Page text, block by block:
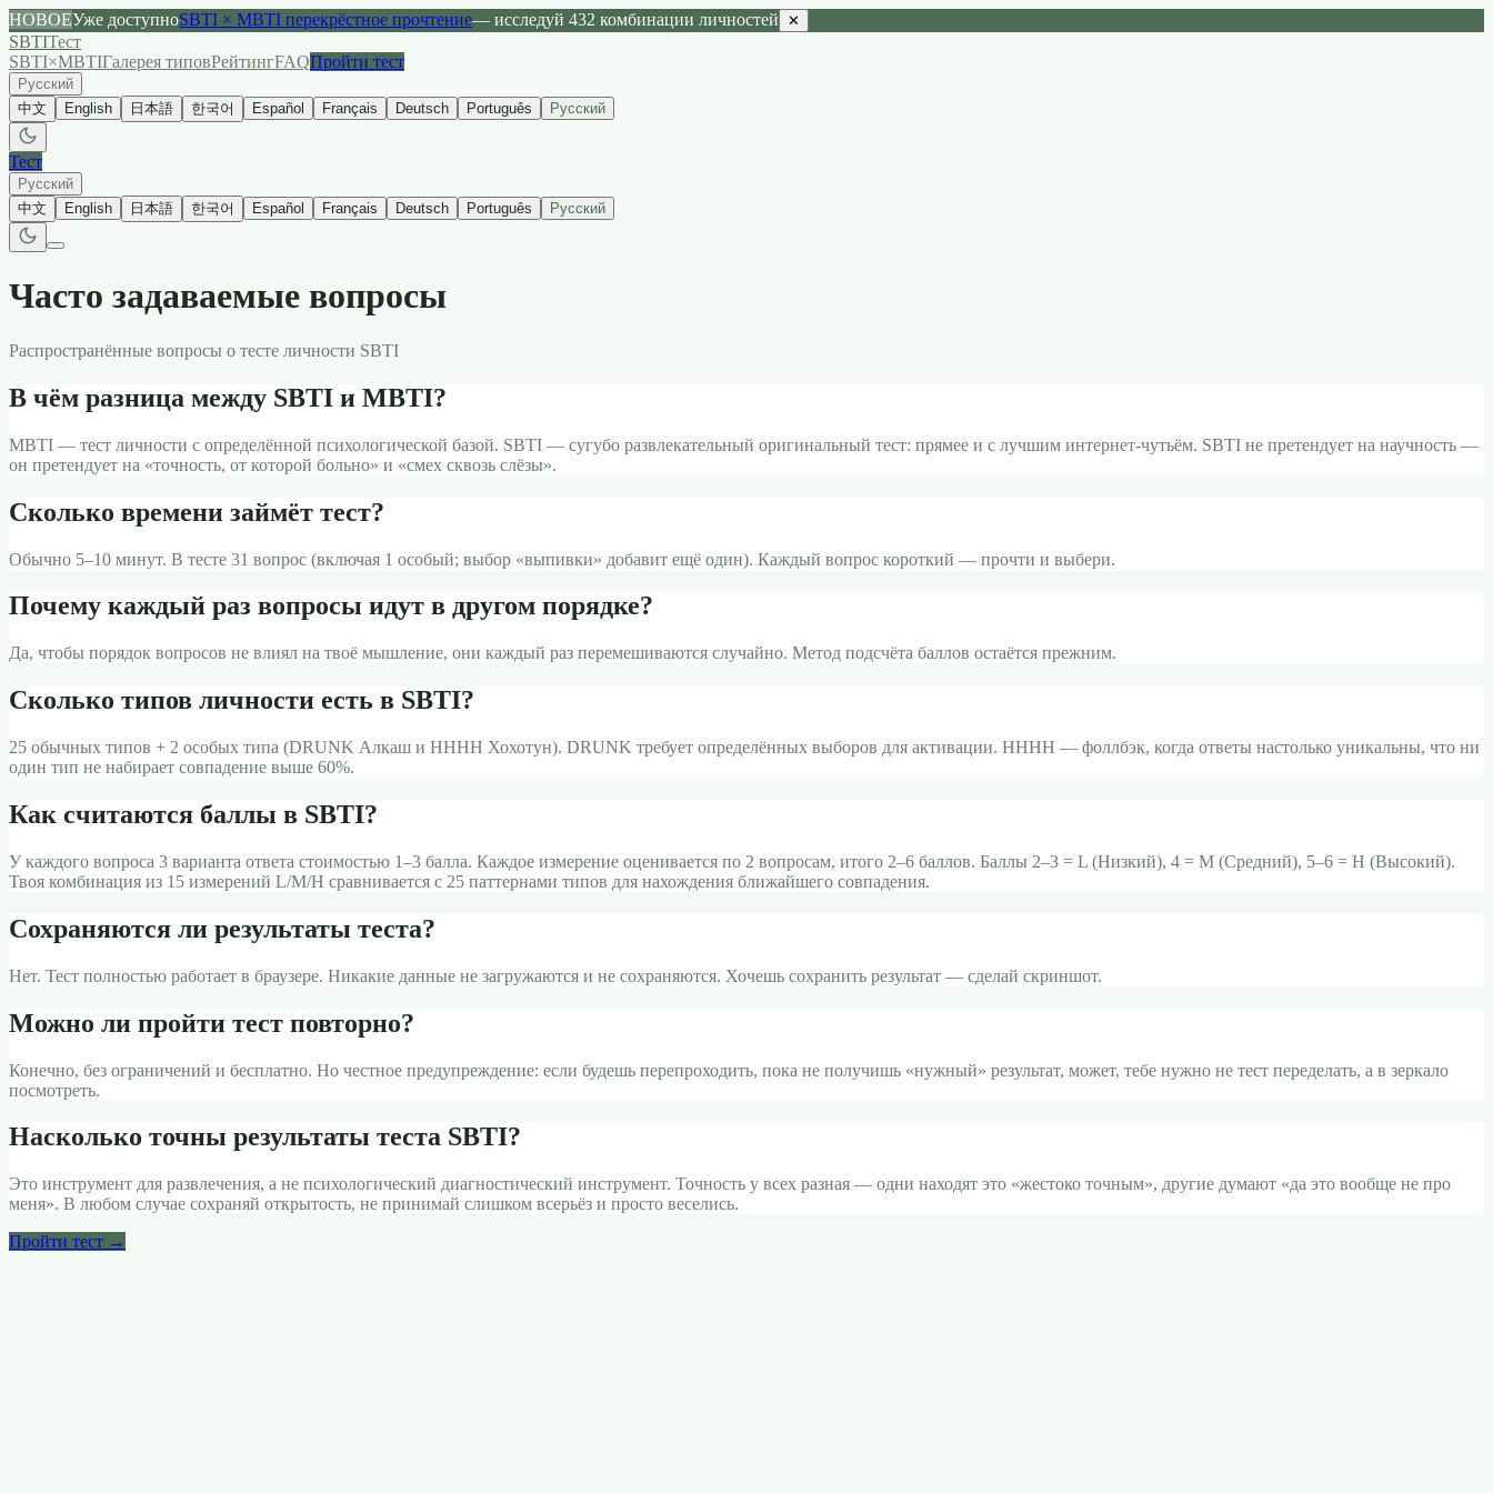
НОВОЕУже доступноSBTI × MBTI перекрёстное прочтение— исследуй 432 комбинации личностей ✕
SBTIТест
SBTI×MBTIГалерея типовРейтингFAQПройти тест
Русский
中文
English 日本語 한국어 Español Français Deutsch Português Русский
Тест
Русский
中文
English 日本語 한국어 Español Français Deutsch Português Русский
Часто задаваемые вопросы
Распространённые вопросы о тесте личности SBTI
В чём разница между SBTI и MBTI?
MBTI — тест личности с определённой психологической базой. SBTI — сугубо развлекательный оригинальный тест: прямее и с лучшим интернет-чутьём. SBTI не претендует на научность —
он претендует на «точность, от которой больно» и «смех сквозь слёзы».
Сколько времени займёт тест?
Обычно 5–10 минут. В тесте 31 вопрос (включая 1 особый; выбор «выпивки» добавит ещё один). Каждый вопрос короткий — прочти и выбери.
Почему каждый раз вопросы идут в другом порядке?
Да, чтобы порядок вопросов не влиял на твоё мышление, они каждый раз перемешиваются случайно. Метод подсчёта баллов остаётся прежним.
Сколько типов личности есть в SBTI?
25 обычных типов + 2 особых типа (DRUNK Алкаш и HHHH Хохотун). DRUNK требует определённых выборов для активации. HHHH — фоллбэк, когда ответы настолько уникальны, что ни
один тип не набирает совпадение выше 60%.
Как считаются баллы в SBTI?
У каждого вопроса 3 варианта ответа стоимостью 1–3 балла. Каждое измерение оценивается по 2 вопросам, итого 2–6 баллов. Баллы 2–3 = L (Низкий), 4 = M (Средний), 5–6 = H (Высокий).
Твоя комбинация из 15 измерений L/M/H сравнивается с 25 паттернами типов для нахождения ближайшего совпадения.
Сохраняются ли результаты теста?
Нет. Тест полностью работает в браузере. Никакие данные не загружаются и не сохраняются. Хочешь сохранить результат — сделай скриншот.
Можно ли пройти тест повторно?
Конечно, без ограничений и бесплатно. Но честное предупреждение: если будешь перепроходить, пока не получишь «нужный» результат, может, тебе нужно не тест переделать, а в зеркало
посмотреть.
Насколько точны результаты теста SBTI?
Это инструмент для развлечения, а не психологический диагностический инструмент. Точность у всех разная — одни находят это «жестоко точным», другие думают «да это вообще не про
меня». В любом случае сохраняй открытость, не принимай слишком всерьёз и просто веселись.
Пройти тест →